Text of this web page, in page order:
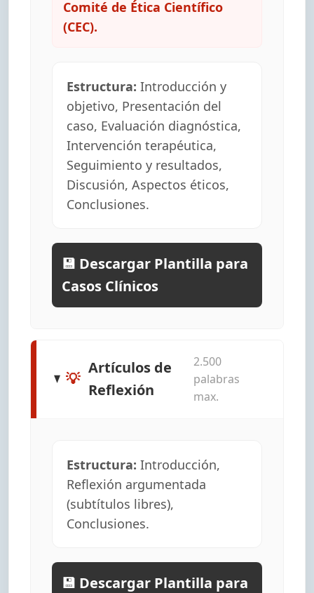
Comité de Ética Científico
(CEC).
Estructura: Introducción y
objetivo, Presentación del
caso, Evaluación diagnóstica,
Intervención terapéutica,
Seguimiento y resultados,
Discusión, Aspectos éticos,
Conclusiones.
💾 Descargar Plantilla para
Casos Clínicos
💡
Artículos de
Reflexión
2.500
palabras
max.
Estructura: Introducción,
Reflexión argumentada
(subtítulos libres),
Conclusiones.
💾 Descargar Plantilla para